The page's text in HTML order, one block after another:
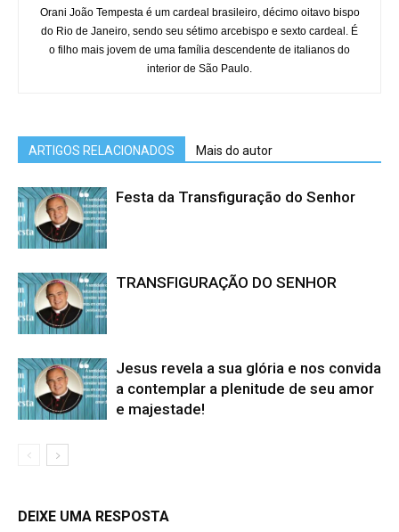
Orani João Tempesta é um cardeal brasileiro, décimo oitavo bispo
do Rio de Janeiro, sendo seu sétimo arcebispo e sexto cardeal. É
o filho mais jovem de uma família descendente de italianos do
interior de São Paulo.
ARTIGOS RELACIONADOS Mais do autor
Festa da Transfiguração do Senhor
TRANSFIGURAÇÃO DO SENHOR
Jesus revela a sua glória e nos convida
a contemplar a plenitude de seu amor
e majestade!
DEIXE UMA RESPOSTA